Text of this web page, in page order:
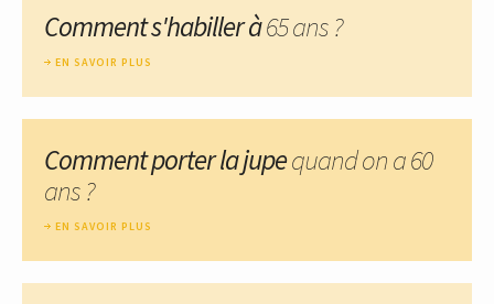
Comment s'habiller à65 ans ?
EN SAVOIR PLUS
Comment porter la jupequand on a 60
ans ?
EN SAVOIR PLUS